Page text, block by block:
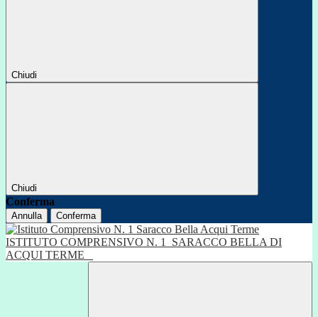
Chiudi
Chiudi
Conferma
Annulla Conferma
ISTITUTO COMPRENSIVO N. 1
SARACCO BELLA DI
ACQUI TERME